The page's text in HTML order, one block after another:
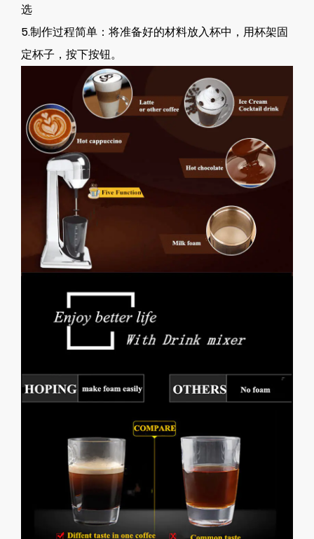
选
5.制作过程简单：将准备好的材料放入杯中，用杯架固
定杯子，按下按钮。